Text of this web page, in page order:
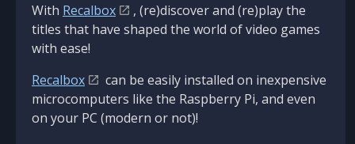
With Recalbox
, (re)discover and (re)play the
titles that have shaped the world of video games
with ease!
Recalbox
can be easily installed on inexpensive
microcomputers like the Raspberry Pi, and even
on your PC (modern or not)!